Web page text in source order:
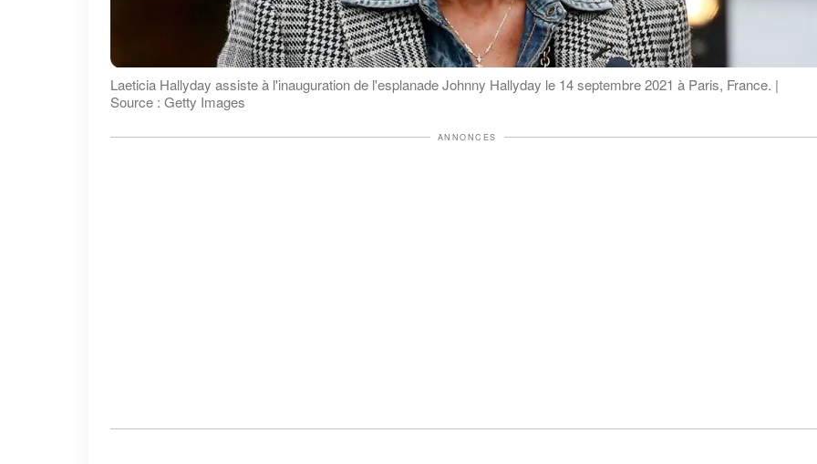
Laeticia Hallyday assiste à l'inauguration de l'esplanade Johnny Hallyday le 14 septembre 2021 à Paris, France. |
Source : Getty Images
ANNONCES